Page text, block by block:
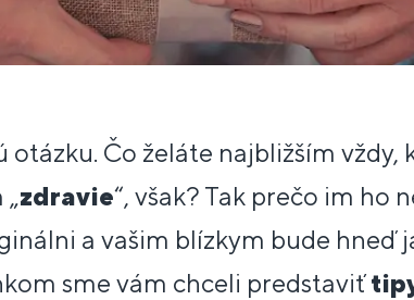
otázku. Čo želáte najbližším vždy,
zdravie“, však? Tak prečo im ho
a vašim blízkym bude hneď
sme vám chceli predstaviť